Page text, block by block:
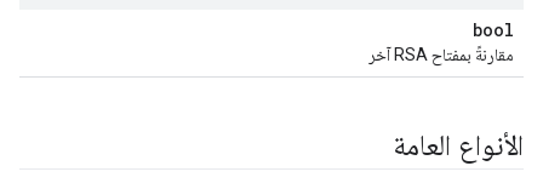
bool
مقارنةً بمفتاح RSA آخر
الأنواع العامة